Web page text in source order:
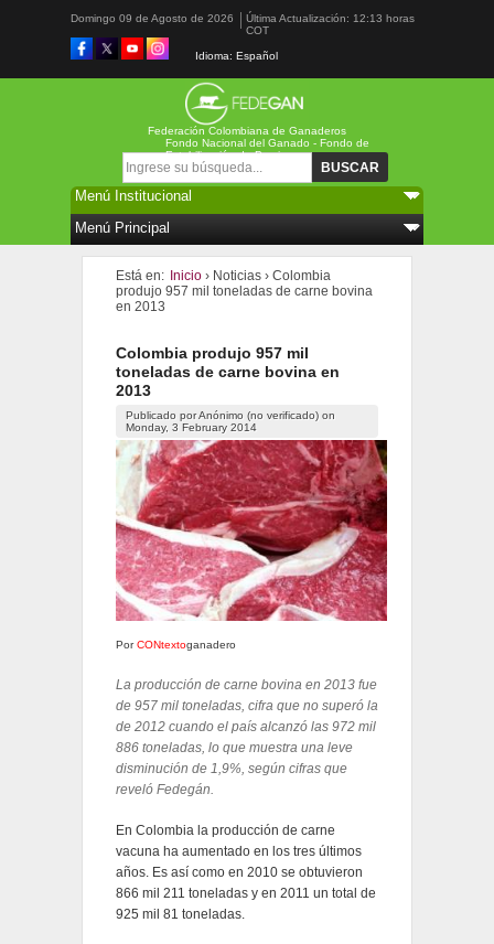
Domingo 09 de Agosto de 2026
Última Actualización: 12:13 horas
COT
Idioma: Español
Federación Colombiana de Ganaderos
Formulario de búsqueda
Fondo Nacional del Ganado - Fondo de
Estabilización de Precios
Está en: Inicio › Noticias › Colombia
produjo 957 mil toneladas de carne bovina
en 2013
Colombia produjo 957 mil
toneladas de carne bovina en
2013
Publicado porAnónimo (no verificado)on
Monday, 3 February 2014
PorCONtextoganadero
La producción de carne bovina en 2013 fue
de 957 mil toneladas, cifra que no superó la
de 2012 cuando el país alcanzó las 972 mil
886 toneladas, lo que muestra una leve
disminución de 1,9%, según cifras que
reveló Fedegán.
En Colombia la producción de carne
vacuna ha aumentado en los tres últimos
años. Es así como en 2010 se obtuvieron
866 mil 211 toneladas y en 2011 un total de
925 mil 81 toneladas.